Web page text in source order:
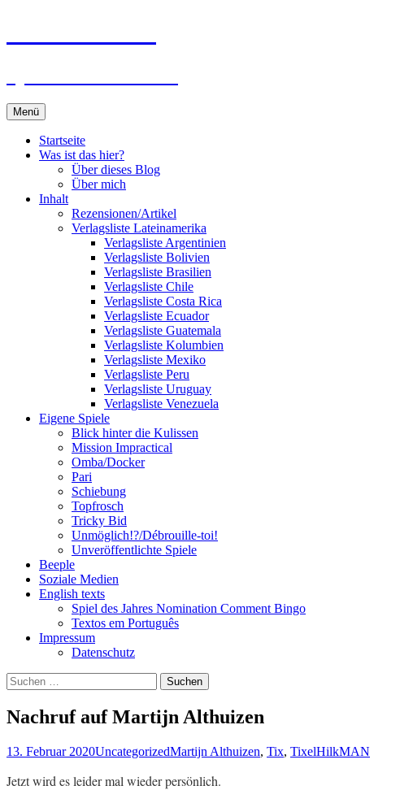
Menü
Startseite
Was ist das hier?
Über dieses Blog
Über mich
Inhalt
Rezensionen/Artikel
Verlagsliste Lateinamerika
Verlagsliste Argentinien
Verlagsliste Bolivien
Verlagsliste Brasilien
Verlagsliste Chile
Verlagsliste Costa Rica
Verlagsliste Ecuador
Verlagsliste Guatemala
Verlagsliste Kolumbien
Verlagsliste Mexiko
Verlagsliste Peru
Verlagsliste Uruguay
Verlagsliste Venezuela
Eigene Spiele
Blick hinter die Kulissen
Mission Impractical
Omba/Docker
Pari
Schiebung
Topfrosch
Tricky Bid
Unmöglich!?/Débrouille-toi!
Unveröffentlichte Spiele
Beeple
Soziale Medien
English texts
Spiel des Jahres Nomination Comment Bingo
Textos em Português
Impressum
Datenschutz
Suchen
nach:
Nachruf auf Martijn Althuizen
13. Februar 2020UncategorizedMartijn Althuizen, Tix, TixelHilkMAN
Jetzt wird es leider mal wieder persönlich.